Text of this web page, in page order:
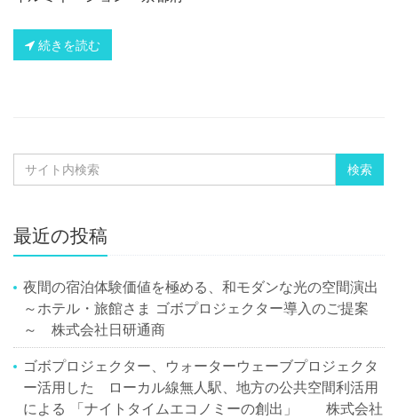
続きを読む
最近の投稿
夜間の宿泊体験価値を極める、和モダンな光の空間演出
～ホテル・旅館さま ゴボプロジェクター導入のご提案
～ 株式会社日研通商
ゴボプロジェクター、ウォーターウェーブプロジェクタ
ー活用した ローカル線無人駅、地方の公共空間利活用
による 「ナイトタイムエコノミーの創出」 株式会社